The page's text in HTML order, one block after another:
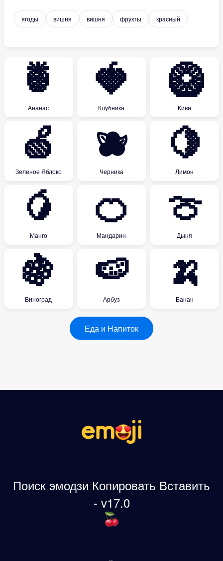
ягоды вишня вишня фрукты красный
🍍
Ананас
🍓
Клубника
🥝
Киви
🍏
Зеленое Яблоко
🫐
Черника
🍋
Лимон
🥭
Манго
🍊
Мандарин
🍈
Дыня
🍇
Виноград
🍉
Арбуз
🍌
Банан
Еда и Напиток
Поиск эмодзи Копировать Вставить
- v17.0